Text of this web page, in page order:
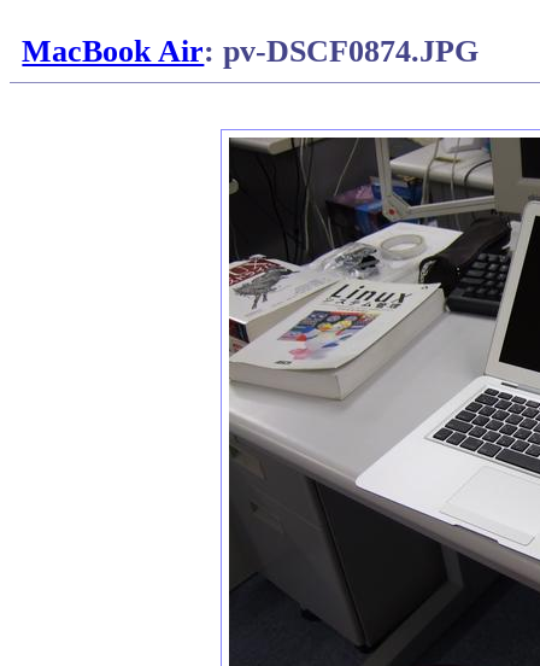
MacBook Air: pv-DSCF0874.JPG